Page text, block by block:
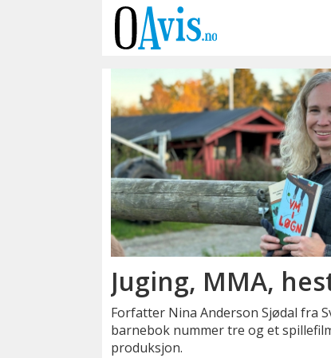
forfatter
Juging, MMA,
Forfatter Nina Anderson Sjødal fra
barnebok nummer tre og et
produksjon.